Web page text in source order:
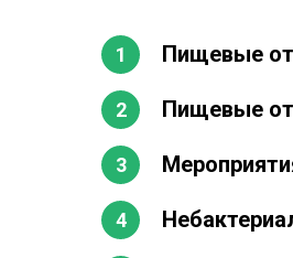
Пищевые
Пищевые